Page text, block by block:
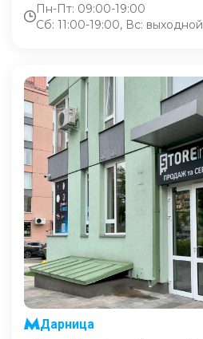
Пн-Пт: 09:00-19:00
Сб: 11:00-19:00, Вс: выходной
Дарница